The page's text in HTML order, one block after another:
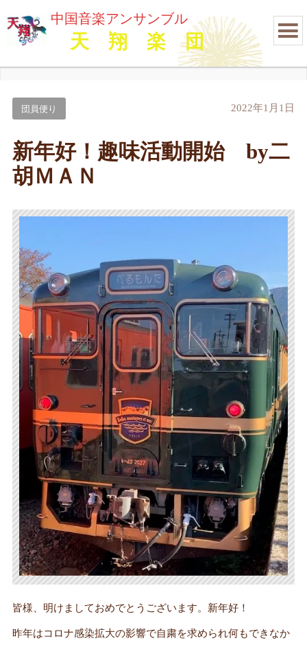
中国音楽アンサンブル
天 翔 楽 団
団員便り 2022年1月1日
新年好！趣味活動開始 by二
胡ＭＡＮ
皆様、明けましておめでとうございます。新年好！
昨年はコロナ感染拡大の影響で自粛を求められ何もできなか